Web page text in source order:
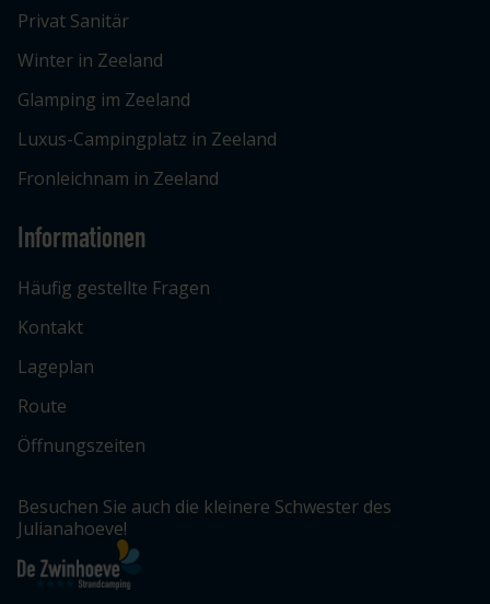
Privat Sanitär
Winter in Zeeland
Glamping im Zeeland
Luxus-Campingplatz in Zeeland
Fronleichnam in Zeeland
Informationen
Häufig gestellte Fragen
Kontakt
Lageplan
Route
Öffnungszeiten
Besuchen Sie auch die kleinere Schwester des
Julianahoeve!